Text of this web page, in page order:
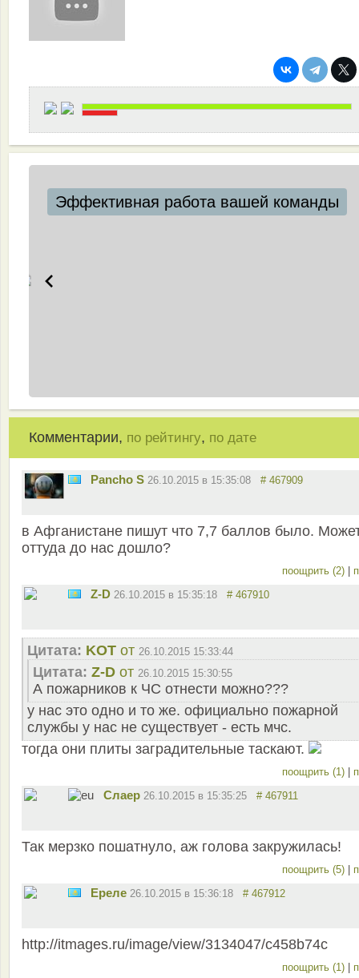
Эффективная работа вашей команды
Комментарии, по рейтингу, по дате
Pancho S 26.10.2015 в 15:35:08 # 467909
в Афганистане пишут что 7,7 баллов было.
оттуда до нас дошло?
поощрить (2) |
Z-D 26.10.2015 в 15:35:18 # 467910
Цитата: KOT от 26.10.2015 15:33:44
Цитата: Z-D от 26.10.2015 15:30:55
А пожарников к ЧС отнести можно???
у нас это одно и то же. официально пожарной
службы у нас не существует - есть мчс.
тогда они плиты заградительные таскают.
поощрить (1) |
Слаер 26.10.2015 в 15:35:25 # 467911
Так мерзко пошатнуло, аж голова закружилась!
поощрить (5) |
Ереле 26.10.2015 в 15:36:18 # 467912
http://itmages.ru/image/view/3134047/c458b74c
поощрить (1) |